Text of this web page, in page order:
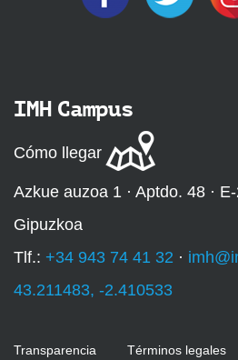
IMH Campus
Cómo llegar
Azkue auzoa 1 · Aptdo. 48 ·
Gipuzkoa
Tlf.: +34 943 74 41 32 ·
43.211483, -2.410533
Transparencia Términos legales